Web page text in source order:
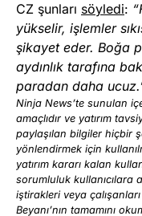
CZ şunları söyledi:
yükselir, işlemler
şikayet eder. Boğa
aydınlık tarafına
paradan daha
Ninja News’te sunulan
amaçlıdır ve yatırım
paylaşılan bilgiler hiçbir
yönlendirmek için
yatırım kararı kalan
sorumluluk kullanıcılara
iştirakleri veya
Beyanı’nın tamamını